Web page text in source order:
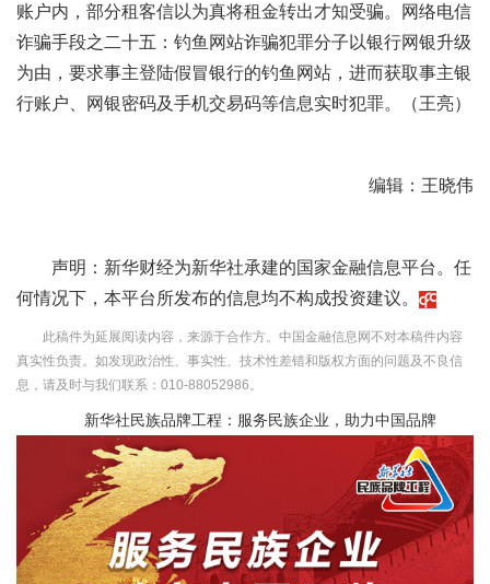
账户内，部分租客信以为真将租金转出才知受骗。网络电信
诈骗手段之二十五：钓鱼网站诈骗犯罪分子以银行网银升级
为由，要求事主登陆假冒银行的钓鱼网站，进而获取事主银
行账户、网银密码及手机交易码等信息实时犯罪。
（王亮）
编辑：王晓伟
声明：新华财经为新华社承建的国家金融信息平台。任
何情况下，本平台所发布的信息均不构成投资建议。
此稿件为延展阅读内容，来源于合作方。中国金融信息网不对本稿件内容
真实性负责。如发现政治性、事实性、技术性差错和版权方面的问题及不良信
息，请及时与我们联系：010-88052986。
新华社民族品牌工程：服务民族企业，助力中国品牌